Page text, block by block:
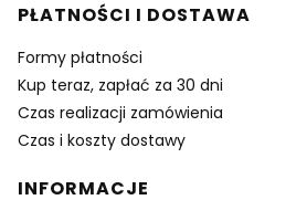
PŁATNOŚCI I DOSTAWA
Formy płatności
Kup teraz, zapłać za 30 dni
Czas realizacji zamówienia
Czas i koszty dostawy
INFORMACJE